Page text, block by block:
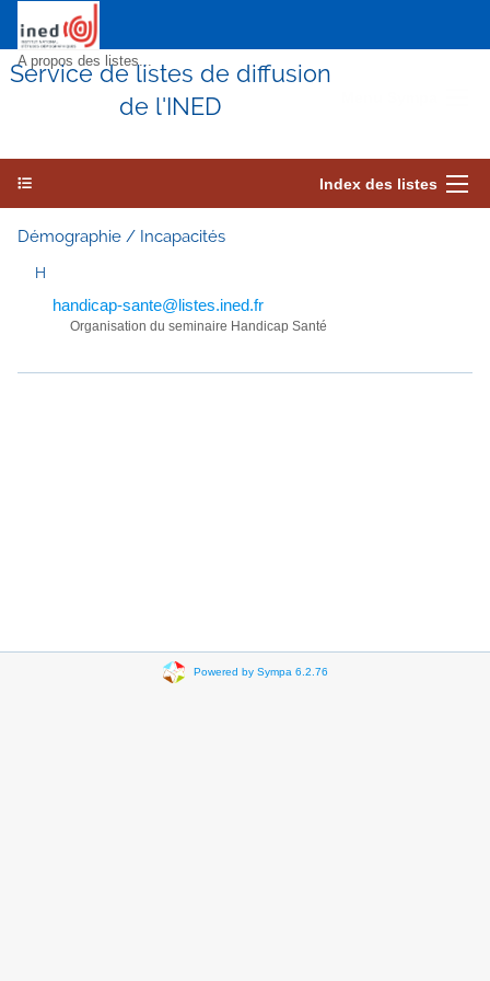
A propos des listes...
Service de listes de diffusion
de l'INED
Index des listes
Démographie / Incapacités
H
handicap-sante@listes.ined.fr
Organisation du seminaire Handicap Santé
Powered by Sympa 6.2.76